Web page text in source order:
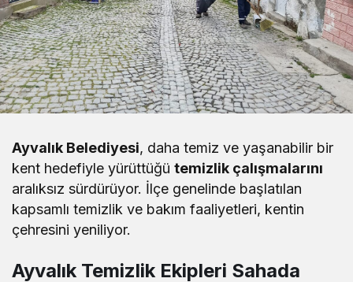
Ayvalık Belediyesi, daha temiz ve yaşanabilir bir
kent hedefiyle yürüttüğütemizlik çalışmalarını
aralıksız sürdürüyor. İlçe genelinde başlatılan
kapsamlı temizlik ve bakım faaliyetleri, kentin
çehresini yeniliyor.
Ayvalık Temizlik Ekipleri Sahada